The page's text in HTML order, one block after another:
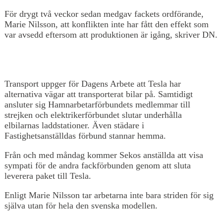
För drygt två veckor sedan medgav fackets ordförande,
Marie Nilsson, att konflikten inte har fått den effekt som
var avsedd eftersom att produktionen är igång, skriver DN.
Transport uppger för Dagens Arbete att Tesla har
alternativa vägar att transporterat bilar på. Samtidigt
ansluter sig Hamnarbetarförbundets medlemmar till
strejken och elektrikerförbundet slutar underhålla
elbilarnas laddstationer. Även städare i
Fastighetsanställdas förbund stannar hemma.
Från och med måndag kommer Sekos anställda att visa
sympati för de andra fackförbunden genom att sluta
leverera paket till Tesla.
Enligt Marie Nilsson tar arbetarna inte bara striden för sig
själva utan för hela den svenska modellen.